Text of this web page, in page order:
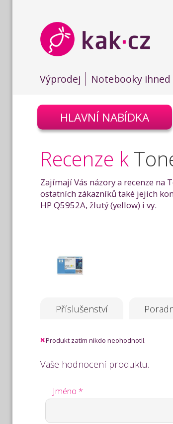
Výprodej Notebooky
HLAVNÍ NABÍDKA
Recenze k
Zajímají Vás názory a recenze na
ostatních zákazníků také jejich
HP Q5952A, žlutý (yellow) i vy.
Příslušenství
Produkt zatím nikdo neohodnotil.
Vaše hodnocení produktu.
Jméno *